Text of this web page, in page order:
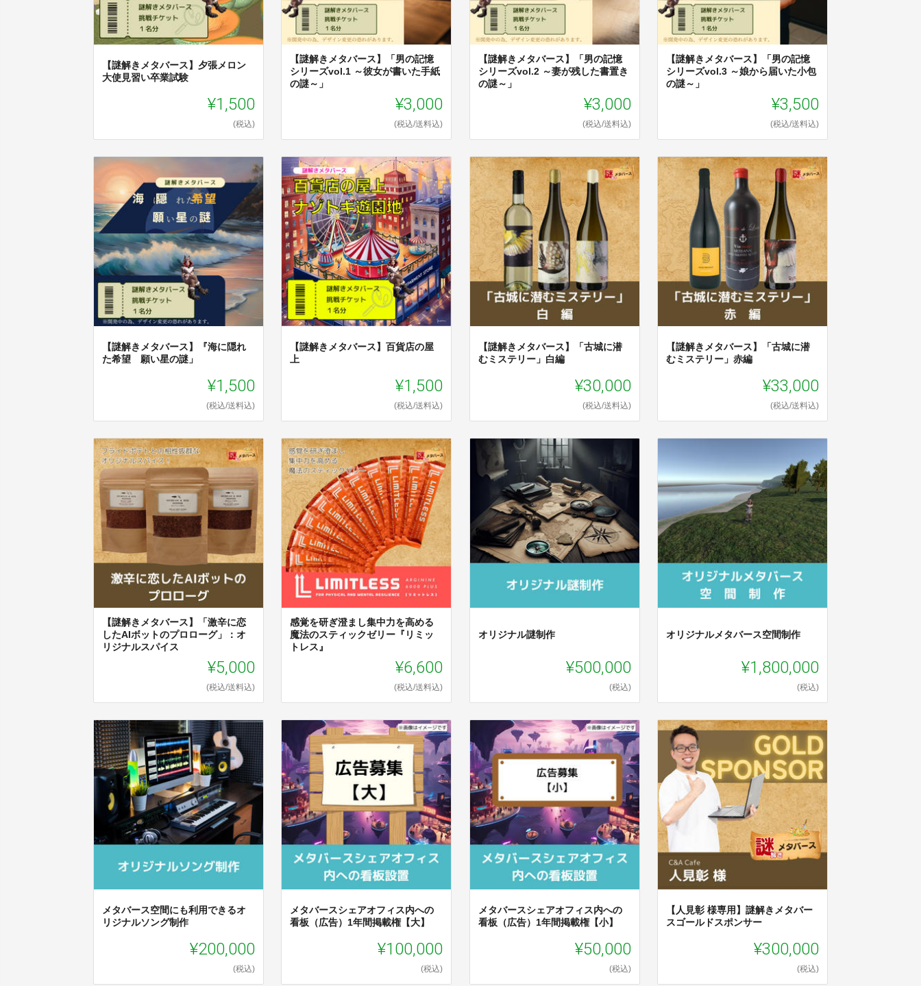
【謎解きメタバース】夕張メロン
大使見習い卒業試験
¥1,500
(税込)
【謎解きメタバース】「男の記憶
シリーズvol.1 ～彼女が書いた手紙
の謎～」
¥3,000
(税込/送料込)
【謎解きメタバース】「男の記憶
シリーズvol.2 ～妻が残した書置き
の謎～」
¥3,000
(税込/送料込)
【謎解きメタバース】「男の記憶
シリーズvol.3 ～娘から届いた小包
の謎～」
¥3,500
(税込/送料込)
【謎解きメタバース】『海に隠れ
た希望 願い星の謎」
¥1,500
(税込/送料込)
【謎解きメタバース】百貨店の屋
上
¥1,500
(税込/送料込)
【謎解きメタバース】「古城に潜
むミステリー」白編
¥30,000
(税込/送料込)
【謎解きメタバース】「古城に潜
むミステリー」赤編
¥33,000
(税込/送料込)
【謎解きメタバース】「激辛に恋
したAIボットのプロローグ」：オ
リジナルスパイス
¥5,000
(税込/送料込)
感覚を研ぎ澄まし集中力を高める
魔法のスティックゼリー『リミッ
トレス』
¥6,600
(税込/送料込)
オリジナル謎制作
¥500,000
(税込)
オリジナルメタバース空間制作
¥1,800,000
(税込)
メタバース空間にも利用できるオ
リジナルソング制作
¥200,000
(税込)
メタバースシェアオフィス内への
看板（広告）1年間掲載権【大】
¥100,000
(税込)
メタバースシェアオフィス内への
看板（広告）1年間掲載権【小】
¥50,000
(税込)
【人見彰 様専用】謎解きメタバー
スゴールドスポンサー
¥300,000
(税込)